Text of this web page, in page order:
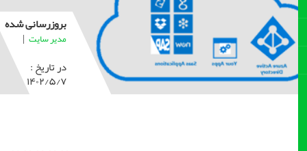
بروزرسانی شده
مدیر سایت |
در تاریخ :
۱۴۰۲/۵/۷